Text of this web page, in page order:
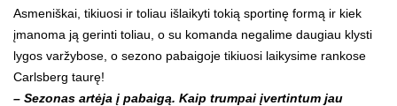
Asmeniškai, tikiuosi ir toliau išlaikyti tokią sportinę formą ir kiek
įmanoma ją gerinti toliau, o su komanda negalime daugiau klysti
lygos varžybose, o sezono pabaigoje tikiuosi laikysime rankose
Carlsberg taurę!
– Sezonas artėja į pabaigą. Kaip trumpai įvertintum jau